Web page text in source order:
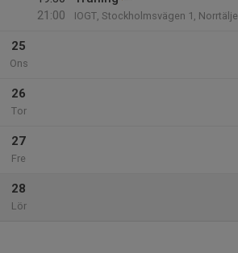
21:00
IOGT, Stockholmsvägen 1, Norrtälje
25
Ons
26
Tor
27
Fre
28
Lör